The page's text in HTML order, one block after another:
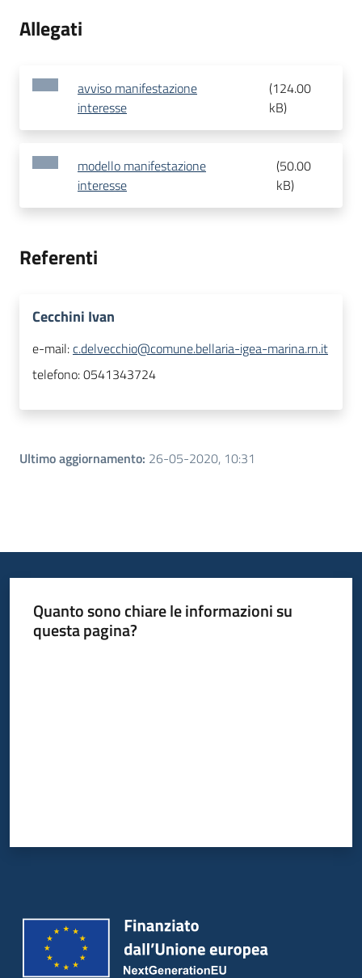
Allegati
avviso manifestazione
interesse
(124.00
kB)
modello manifestazione
interesse
(50.00
kB)
Referenti
Cecchini Ivan
e-mail:c.delvecchio@comune.bellaria-igea-marina.rn.it
telefono:0541343724
Ultimo aggiornamento: 26-05-2020, 10:31
Quanto sono chiare le informazioni su
questa pagina?